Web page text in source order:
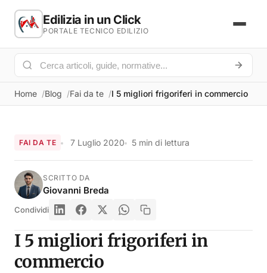
Edilizia in un Click
PORTALE TECNICO EDILIZIO
Home Blog Fai da te I 5 migliori frigoriferi in commercio
FAI DA TE 7 Luglio 2020 5 min di lettura
SCRITTO DA
Giovanni Breda
Condividi
I 5 migliori frigoriferi in
commercio